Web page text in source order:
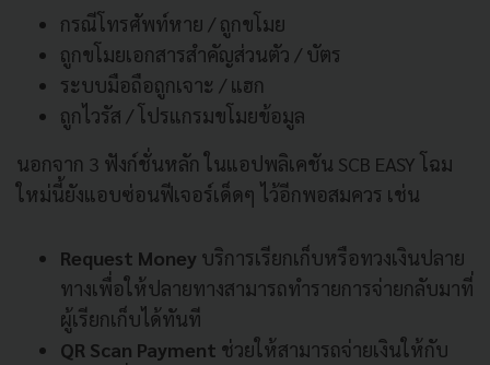
กรณีโทรศัพท์หาย / ถูกขโมย
ถูกขโมยเอกสารสำคัญส่วนตัว / บัตร
ระบบมือถือถูกเจาะ / แฮก
ถูกไวรัส / โปรแกรมขโมยข้อมูล
นอกจาก 3 ฟังก์ชั่นหลัก ในแอปพลิเคชัน SCB EASY โฉม
ใหม่นี้ยังแอบซ่อนฟีเจอร์เด็ดๆ ไว้อีกพอสมควร เช่น
Request Money บริการเรียกเก็บหรือทวงเงินปลาย
ทางเพื่อให้ปลายทางสามารถทำรายการจ่ายกลับมาที่
ผู้เรียกเก็บได้ทันที
QR Scan Payment ช่วยให้สามารถจ่ายเงินให้กับ